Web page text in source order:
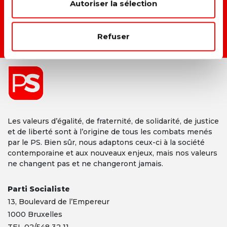
Autoriser la sélection
Refuser
Les valeurs d’égalité, de fraternité, de solidarité, de justice
et de liberté sont à l’origine de tous les combats menés
par le PS. Bien sûr, nous adaptons ceux-ci à la société
contemporaine et aux nouveaux enjeux, mais nos valeurs
ne changent pas et ne changeront jamais.
Parti Socialiste
13, Boulevard de l’Empereur
1000 Bruxelles
DEVENIR MEMBRE →